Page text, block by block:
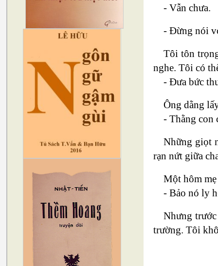
- Vẫn chưa.
- Đừng nói
Tôi tôn
nghe. Tôi có
- Đưa bức
Ông dằng
- Thằng con
Những giọt
rạn nứt giữa
Một hôm
- Bảo nó ly
Nhưng
trường. Tôi